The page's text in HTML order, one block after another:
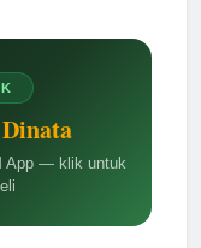
App — klik untuk